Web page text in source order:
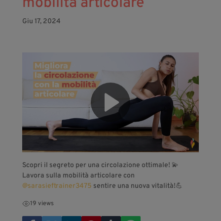
Giu 17, 2024
Scopri il segreto per una circolazione ottimale! 💫
Lavora sulla mobilità articolare con
‪@sarasieftrainer3475‬ sentire una nuova vitalità!💪
19 views